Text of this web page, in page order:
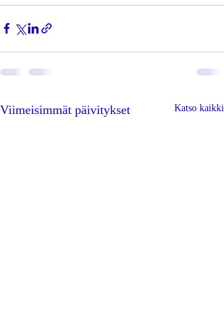
Viimeisimmät päivitykset Katso kaikki